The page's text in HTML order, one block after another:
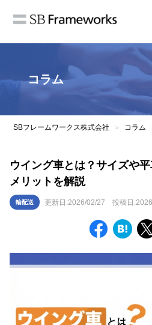
コラム
SBフレームワークス株式会社 > コラム
ウイング車とは？サイズや
メリットを解説
輸配送 更新日:2026/02/27 投稿日: